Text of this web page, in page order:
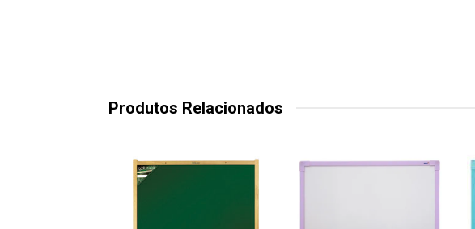
Produtos Relacionados